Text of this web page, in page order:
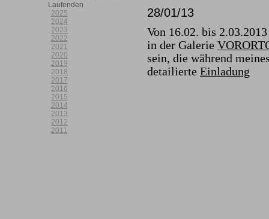
28/01/13
Von 16.02. bis
in der Galerie
sein, die während
detailierte Einladung
Laufenden
2025
2024
2023
2022
2021
2020
2019
2018
2017
2016
2015
2014
2013
2012
2011